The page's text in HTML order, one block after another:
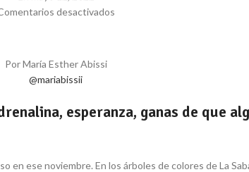
desactivados
Por María Esther Abissi
@mariabissii
esperanza, ganas de que
en ese noviembre. En los árboles de colores de La